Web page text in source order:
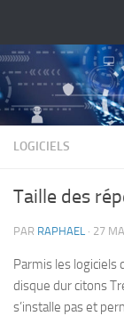
LOGICIELS
Taille des
PAR RAPHAEL · 27
Parmis les logiciels
disque dur citons
s’installe pas et